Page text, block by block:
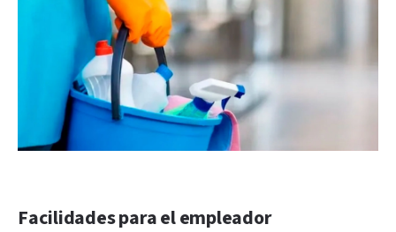
Facilidades para el empleador